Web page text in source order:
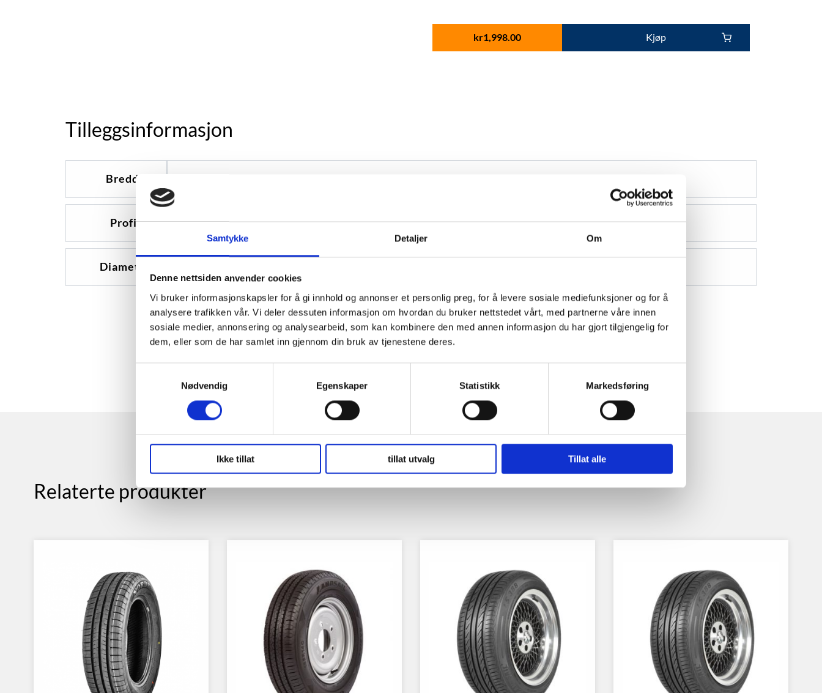
Samtykke Detaljer Om
Denne nettsiden anvender cookies
Vi bruker informasjonskapsler for å gi innhold og annonser et personlig preg, for å levere sosiale mediefunksjoner og for å
analysere trafikken vår. Vi deler dessuten informasjon om hvordan du bruker nettstedet vårt, med partnerne våre innen
sosiale medier, annonsering og analysearbeid, som kan kombinere den med annen informasjon du har gjort tilgjengelig for
dem, eller som de har samlet inn gjennom din bruk av tjenestene deres.
Nødvendig
Egenskaper Statistikk Markedsføring
Ikke tillat tillat utvalg Tillat alle
kr1,998.00 Kjøp
Tilleggsinformasjon
Bredde
Profil 60
Diameter
Relaterte produkter